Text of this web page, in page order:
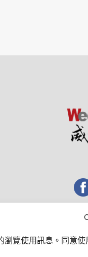
覽使用訊息。 同意
Email：